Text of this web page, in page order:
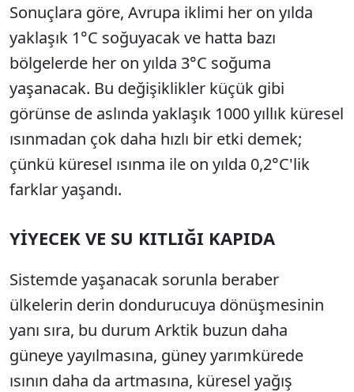
Sonuçlara göre, Avrupa iklimi her on yılda
yaklaşık 1°C soğuyacak ve hatta bazı
bölgelerde her on yılda 3°C soğuma
yaşanacak. Bu değişiklikler küçük gibi
görünse de aslında yaklaşık 1000 yıllık küresel
ısınmadan çok daha hızlı bir etki demek;
çünkü küresel ısınma ile on yılda 0,2°C'lik
farklar yaşandı.
YİYECEK VE SU KITLIĞI KAPIDA
Sistemde yaşanacak sorunla beraber
ülkelerin derin dondurucuya dönüşmesinin
yanı sıra, bu durum Arktik buzun daha
güneye yayılmasına, güney yarımkürede
ısının daha da artmasına, küresel yağış